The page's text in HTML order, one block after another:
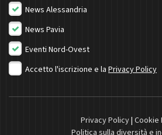
News Alessandria
News Pavia
Eventi Nord-Ovest
Accetto l'iscrizione e la Privacy Policy
Privacy Policy| Cookie